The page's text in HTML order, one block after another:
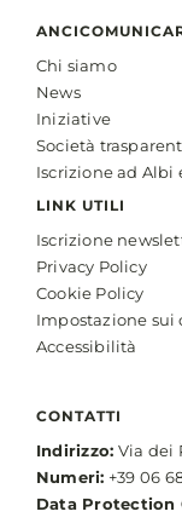
Chi siamo
News
Iniziative
Società
Iscrizione ad Albi
LINK UTILI
Iscrizione
Privacy Policy
Cookie Policy
Impostazione sui
Accessibilità
CONTATTI
Indirizzo: Via dei
Numeri: +39 06
Data Protection